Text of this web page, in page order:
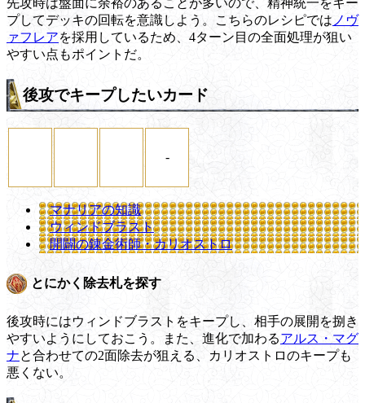
プしてデッキの回転を意識しよう。こちらのレシピでは ノヴ
ァフレアを採用しているため、4ターン目の全面処理が狙い
やすい点もポイントだ。
後攻でキープしたいカード
-
マナリアの知識
ウィンドブラスト
開闢の錬金術師・カリオストロ
とにかく除去札を探す
後攻時にはウィンドブラストをキープし、相手の展開を捌き
やすいようにしておこう。また、進化で加わるアルス・マグ
ナと合わせての2面除去が狙える、カリオストロのキープも
悪くない。